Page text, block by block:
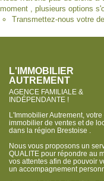
moment , plusieurs options
Transmettez-nous votre
L'IMMOBILIER
AUTREMENT
AGENCE FAMILIALE &
INDÉPENDANTE !
L'Immobilier Autrement,
immobilier de ventes et de
dans la région Brestoise .
Nous vous proposons un
QUALITE pour répondre au
vos attentes afin de pouvoir
un accompagnement